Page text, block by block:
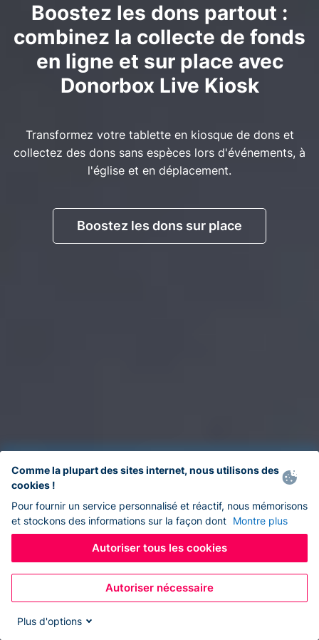
Boostez les dons partout :
combinez la collecte de fonds
en ligne et sur place avec
Donorbox Live Kiosk
Transformez votre tablette en kiosque de dons et
collectez des dons sans espèces lors d'événements, à
l'église et en déplacement.
Boostez les dons sur place
Comme la plupart des sites internet, nous utilisons des
cookies !
Pour fournir un service personnalisé et réactif, nous mémorisons
et stockons des informations sur la façon dont Montre plus
Autoriser tous les cookies
Autoriser nécessaire
Plus d'options